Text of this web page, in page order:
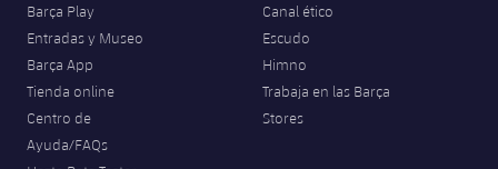
Barça Play
Entradas y Museo
Barça App
Tienda online
Centro de
Ayuda/FAQs
Canal ético
Escudo
Himno
Trabaja en las Barça
Stores